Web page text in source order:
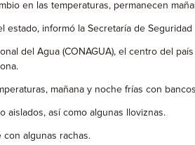
en las temperaturas, permanecen
informó la Secretaría de
del Agua (CONAGUA), el centro del
mañana y noche frías con
aislados, así como algunas lloviznas.
algunas rachas.